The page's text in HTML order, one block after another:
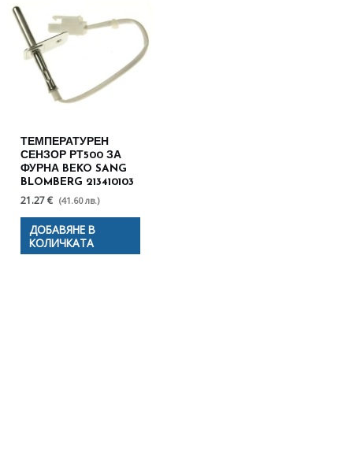
ТЕМПЕРАТУРЕН
СЕНЗОР РТ500 ЗА
ФУРНА BEKO SANG
BLOMBERG 213410103
21.27 € (41.60 лв.)
ДОБАВЯНЕ В
КОЛИЧКАТА